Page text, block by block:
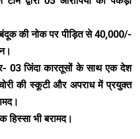
की नोक पर पीड़ित से 40,000/-
03 जिंदा कारतूसों के साथ एक देश
चोरी की स्कूटी और अपराध में प्रयुक्त
हिस्सा भी बरामद।